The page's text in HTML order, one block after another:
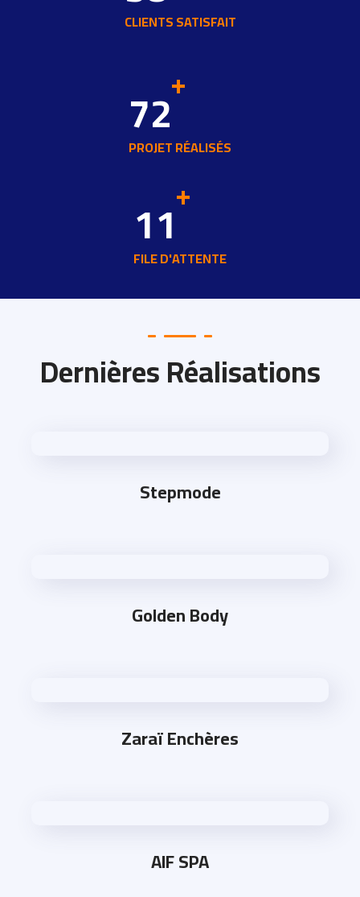
CLIENTS SATISFAIT
72+
PROJET RÉALISÉS
11+
FILE D'ATTENTE
Dernières Réalisations
Stepmode
Golden Body
Zaraï Enchères
AIF SPA